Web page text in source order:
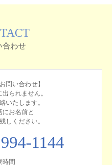
合わせ
問い合わせ】
られません。
いたします。
お名前と
しください。
1144
時間